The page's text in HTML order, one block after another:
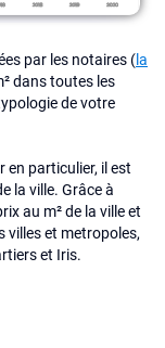
par les notaires (la
dans toutes les
de votre
en particulier, il est
la ville. Grâce à
au m² de la ville et
villes et metropoles,
et Iris.